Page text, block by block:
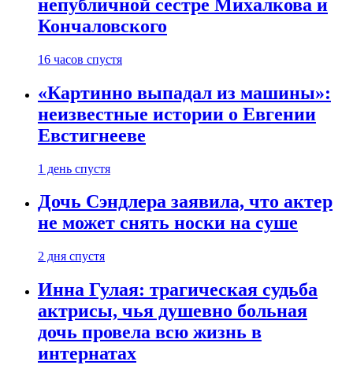
непубличной сестре Михалкова и
Кончаловского
16 часов спустя
«Картинно выпадал из машины»:
неизвестные истории о Евгении
Евстигнееве
1 день спустя
Дочь Сэндлера заявила, что актер
не может снять носки на суше
2 дня спустя
Инна Гулая: трагическая судьба
актрисы, чья душевно больная
дочь провела всю жизнь в
интернатах